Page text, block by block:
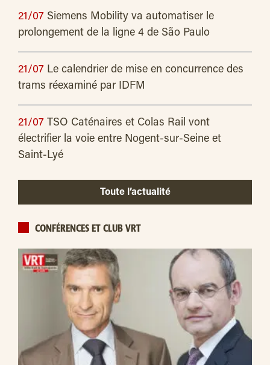
21/07 Siemens Mobility va automatiser le
prolongement de la ligne 4 de São Paulo
21/07 Le calendrier de mise en concurrence des
trams réexaminé par IDFM
21/07 TSO Caténaires et Colas Rail vont
électrifier la voie entre Nogent-sur-Seine et
Saint-Lyé
Toute l’actualité
CONFÉRENCES ET CLUB VRT